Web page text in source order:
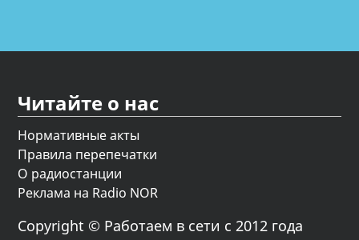
Читайте о нас
Нормативные акты
Правила перепечатки
О радиостанции
Реклама на Radio NOR
Copyright © Работаем в сети с 2012 года